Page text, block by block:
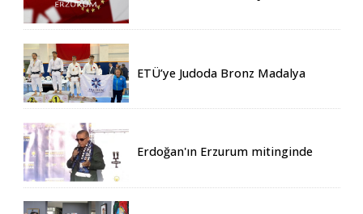
ETÜ’ye Judoda Bronz Madalya
Erdoğan'ın Erzurum mitinginde